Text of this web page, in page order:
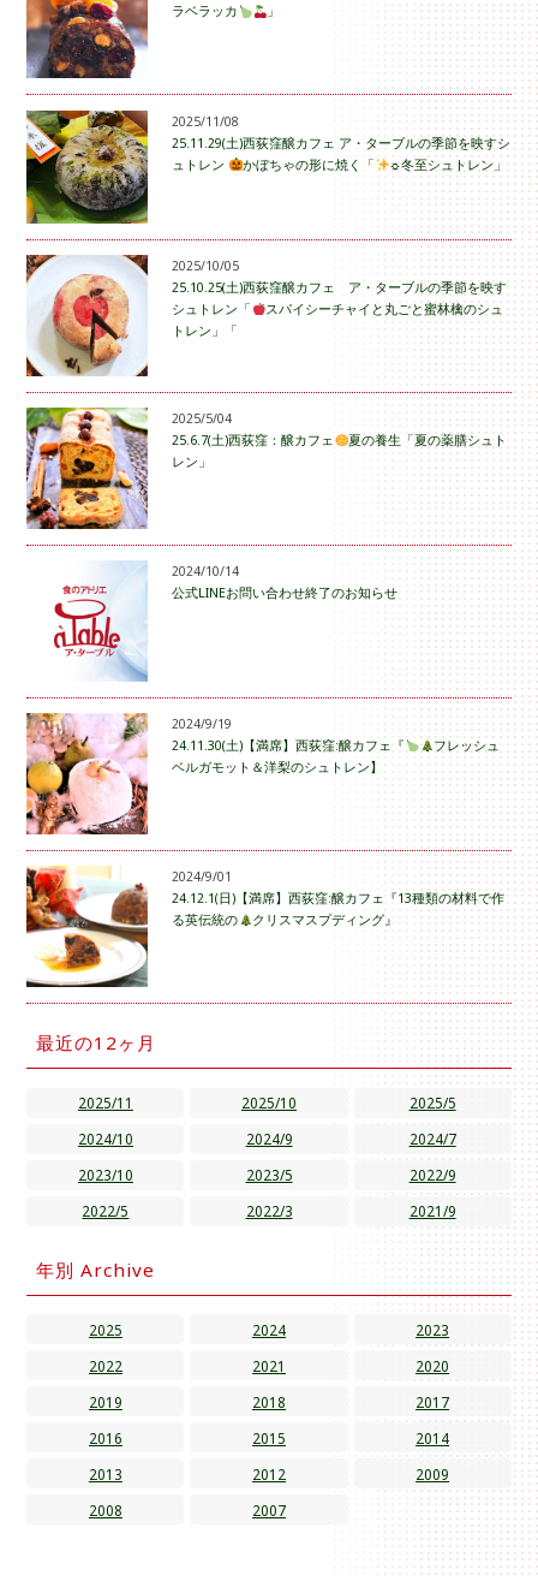
ラベラッカ
」
2025/11/08
25.11.29(土)西荻窪醸カフェ ア・ターブルの季節を映すシ
ュトレン
かぼちゃの形に焼く「 ☼冬至シュトレン」
2025/10/05
25.10.25(土)西荻窪醸カフェ ア・ターブルの季節を映す
シュトレン「
スパイシーチャイと丸ごと蜜林檎のシュ
トレン」「
2025/5/04
25.6.7(土)西荻窪：醸カフェ
夏の養生「夏の薬膳シュト
レン」
2024/10/14
公式LINEお問い合わせ終了のお知らせ
2024/9/19
24.11.30(土)【満席】西荻窪:醸カフェ『
フレッシュ
ベルガモット＆洋梨のシュトレン】
2024/9/01
24.12.1(日)【満席】西荻窪:醸カフェ『13種類の材料で作
る英伝統の
クリスマスプディング』
最近の12ヶ月
2025/11 2025/10
2025/5
2024/10
2024/9
2024/7
2023/10
2023/5
2022/9
2022/5
2022/3 2021/9
年別 Archive
2025 2024
2023
2022
2021
2020
2019
2018
2017
2016
2015
2014
2013
2012
2009
2008
2007